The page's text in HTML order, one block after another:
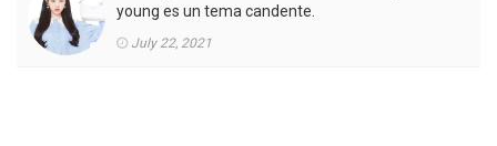
young es un tema candente.
July 22, 2021